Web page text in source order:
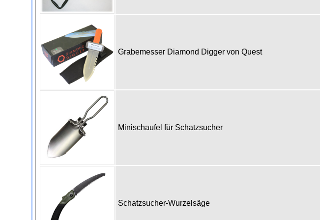
Grabemesser Diamond Digger von Quest
Minischaufel für Schatzsucher
Schatzsucher-Wurzelsäge